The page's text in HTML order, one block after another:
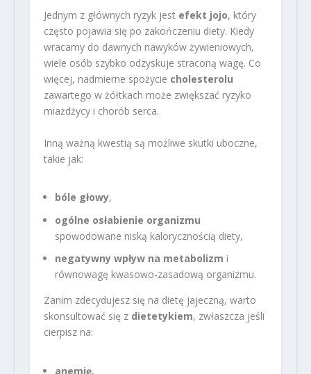
Jednym z głównych ryzyk jest efekt jojo, który
często pojawia się po zakończeniu diety. Kiedy
wracamy do dawnych nawyków żywieniowych,
wiele osób szybko odzyskuje straconą wagę. Co
więcej, nadmierne spożycie cholesterolu
zawartego w żółtkach może zwiększać ryzyko
miażdżycy i chorób serca.
Inną ważną kwestią są możliwe skutki uboczne,
takie jak:
bóle głowy,
ogólne osłabienie organizmu
spowodowane niską kalorycznością diety,
negatywny wpływ na metabolizm i
równowagę kwasowo-zasadową organizmu.
Zanim zdecydujesz się na dietę jajeczną, warto
skonsultować się z dietetykiem, zwłaszcza jeśli
cierpisz na:
anemię,